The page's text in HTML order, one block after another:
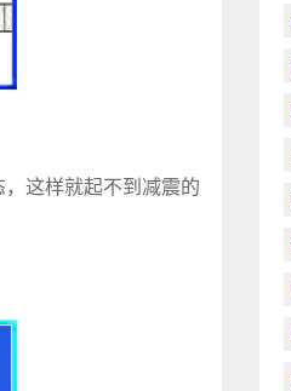
这样就起不到减震的